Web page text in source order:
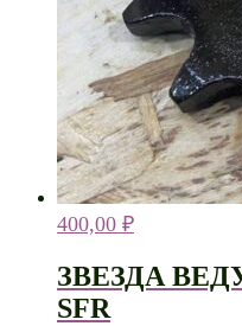
400,00 ₽
ЗВЕЗДА
SFR